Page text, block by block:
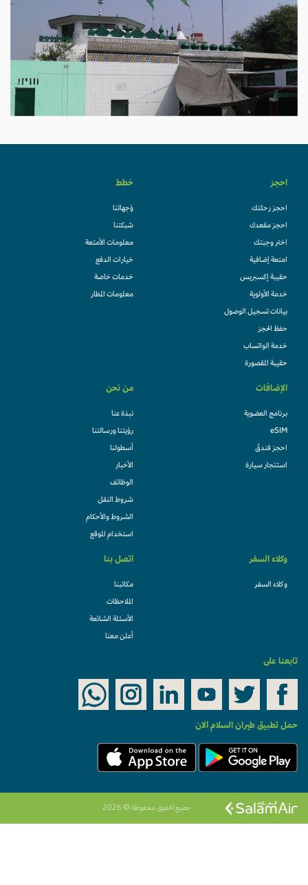
احجز
احجز رحلتك
احجز مقعدك
اختر وجبتك
امتعة إضافية
حقيبة إكسبريس
خدمة الأولوية
بيانات تسجيل الوصول
حفظ الحجز
خدمة الواتساب
حقيبة المقصورة
خطط
وُجهاتنا
شبكتنا
معلومات الأمتعة
خيارات الدفع
خدمات خاصة
معلومات المطار
الإضافات
برنامج العضوية
eSIM
احجز فندقً
استئجار سيارة
من نحن
نبذة عنا
رؤيتنا ورسالتنا
أسطولنا
الأخبار
الوظائف
شروط النقل
الشروط والأحكام
استخدام الموقع
وكلاء السفر
وكلاء السفر
اتصل بنا
مكاتبنا
الملاحظات
الأسئلة الشائعة
أعلن معنا
تابعنا على
حمل تطبيق طيران السلام الان
جميع الحقوق محفوظة © 2026